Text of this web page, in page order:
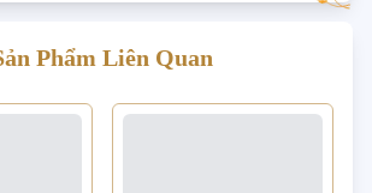
Phẩm Liên Quan